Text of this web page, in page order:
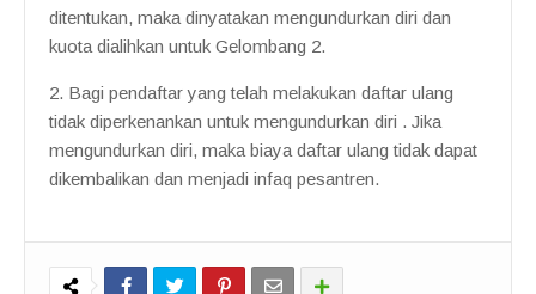
ditentukan, maka dinyatakan mengundurkan diri dan
kuota dialihkan untuk Gelombang 2.
2. Bagi pendaftar yang telah melakukan daftar ulang
tidak diperkenankan untuk mengundurkan diri . Jika
mengundurkan diri, maka biaya daftar ulang tidak dapat
dikembalikan dan menjadi infaq pesantren.